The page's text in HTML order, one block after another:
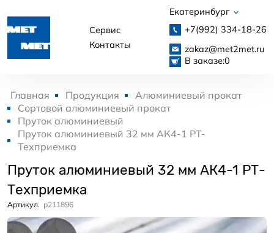
Сервис
Контакты
Екатеринбург
+7(992) 334-18-26
zakaz@met2met.ru
В заказе:0
Главная Продукция
Алюминиевый прокат
Сортовой алюминиевый прокат
Пруток алюминиевый
Пруток алюминиевый 32 мм АК4-1 РТ-
Техприемка
Пруток алюминиевый 32 мм АК4-1 РТ-
Техприемка
Артикул. p211896